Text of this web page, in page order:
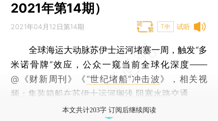
2021年第14期）
试听
2021年04月12日第14期 T中
全球海运大动脉苏伊士运河堵塞一周，触发“多
米诺骨牌”效应，公众一窥当前全球化深度——
@《财新周刊》《“世纪堵船”冲击波》，相关视
频： 集装箱船在苏伊士运河搁浅 阻塞水路交通
本文共计203字 订阅后继续阅读